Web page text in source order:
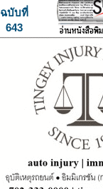
ฉบับที่
643